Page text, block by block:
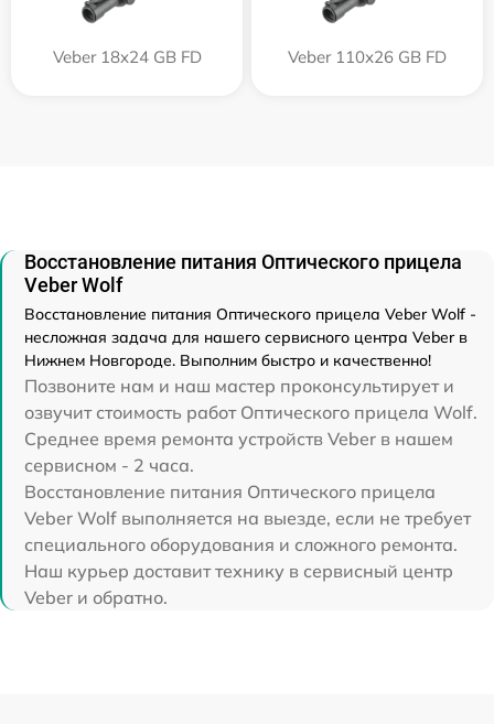
Veber 18x24 GB FD Veber 110х26 GB FD
Восстановление питания Оптического прицела
Veber Wolf
Восстановление питания Оптического прицела Veber Wolf -
несложная задача для нашего сервисного центра Veber в
Нижнем Новгороде. Выполним быстро и качественно!
Позвоните нам и наш мастер проконсультирует и
озвучит стоимость работ Оптического прицела Wolf.
Среднее время ремонта устройств Veber в нашем
сервисном - 2 часа.
Восстановление питания Оптического прицела
Veber Wolf выполняется на выезде, если не требует
специального оборудования и сложного ремонта.
Наш курьер доставит технику в сервисный центр
Veber и обратно.